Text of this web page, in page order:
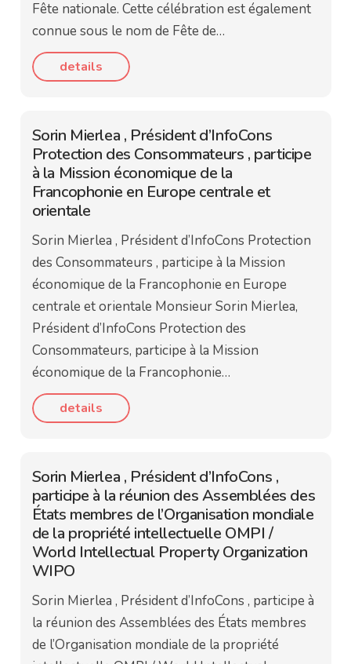
Fête nationale. Cette célébration est également
connue sous le nom de Fête de…
details
Sorin Mierlea , Président d’InfoCons
Protection des Consommateurs , participe
à la Mission économique de la
Francophonie en Europe centrale et
orientale
Sorin Mierlea , Président d’InfoCons Protection
des Consommateurs , participe à la Mission
économique de la Francophonie en Europe
centrale et orientale Monsieur Sorin Mierlea,
Président d’InfoCons Protection des
Consommateurs, participe à la Mission
économique de la Francophonie…
details
Sorin Mierlea , Président d’InfoCons ,
participe à la réunion des Assemblées des
États membres de l’Organisation mondiale
de la propriété intellectuelle OMPI /
World Intellectual Property Organization
WIPO
Sorin Mierlea , Président d’InfoCons , participe à
la réunion des Assemblées des États membres
de l’Organisation mondiale de la propriété